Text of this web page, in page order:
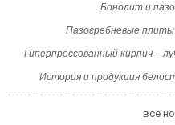
Бонолит и
Пазогребневые
Гиперпрессованный кирпич –
История и продукция
все